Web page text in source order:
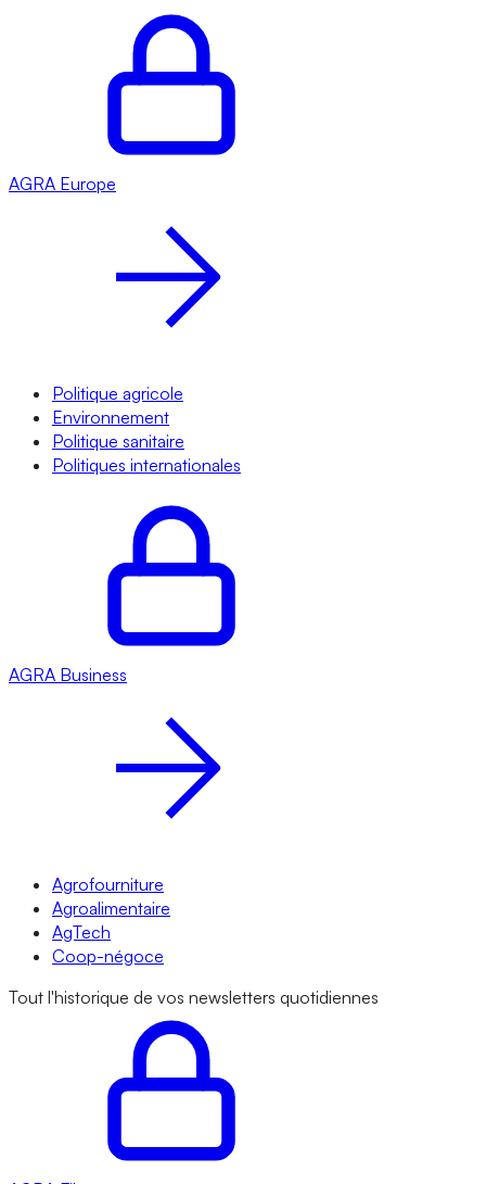
AGRA Europe
Politique agricole
Environnement
Politique sanitaire
Politiques internationales
AGRA Business
Agrofourniture
Agroalimentaire
AgTech
Coop-négoce
Tout l'historique de vos newsletters quotidiennes